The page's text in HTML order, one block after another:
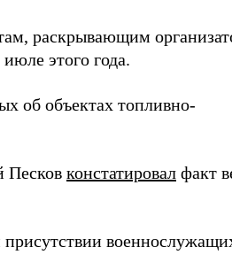
раскрывающим
этого года.
об объектах топливно-
Песков констатировал факт